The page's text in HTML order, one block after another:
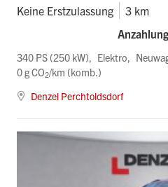
Keine Erstzulassung 3 km
340 PS (250 kW) Elektro
0 g CO2/km (komb.)
Denzel Perchtoldsdorf